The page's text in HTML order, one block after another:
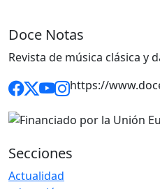
Doce Notas
Revista de música clásica y
https://
Secciones
Actualidad